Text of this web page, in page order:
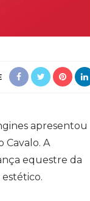
apresentou
Cavalo. A
equestre da